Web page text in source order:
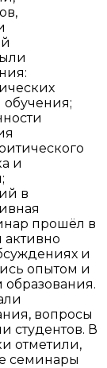
обучения;
и
в
прошёл в
активно
и
опытом и
вопросы
студентов. В
отметили,
семинары